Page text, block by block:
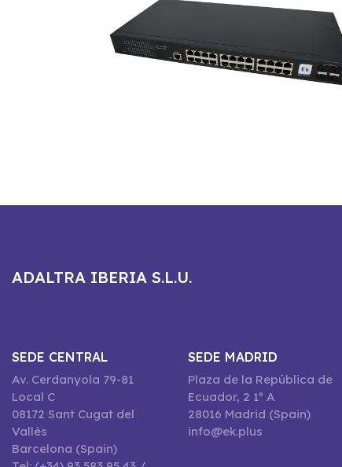
ADALTRA IBERIA S.L.U.
SEDE CENTRAL
Av. Cerdanyola 79-81
Local C
08172 Sant Cugat del
Vallès
Barcelona (Spain)
SEDE MADRID
Plaza de la República de
Ecuador, 2 1º A
28016 Madrid (Spain)
info@ek.plus